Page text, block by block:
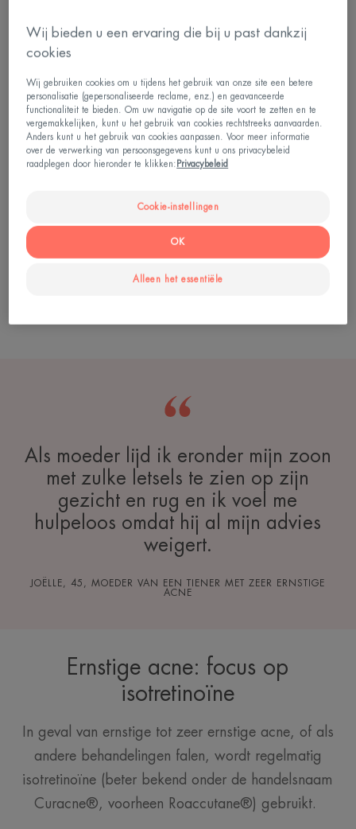
Ernstige acne, welke
behandelingen?
De behandeling van acne zal afhangen van
verschillende factoren, zoals de ernst, het risico op
littekenvorming, de psychosociale gevolgen, enz.
Uw dermatoloog zal u kunnen geruststellen en
combinatie van een plaatselijke behandeling
Als moeder lijd ik eronder mijn zoon
met zulke letsels te zien op zijn
gezicht en rug en ik voel me
hulpeloos omdat hij al mijn advies
weigert.
JOËLLE, 45, MOEDER VAN EEN TIENER MET ZEER ERNSTIGE
ACNE
Ernstige acne: focus op
isotretinoïne
In geval van ernstige tot zeer ernstige acne, of als
andere behandelingen falen, wordt regelmatig
isotretinoïne (beter bekend onder de handelsnaam
Curacne®, voorheen Roaccutane®) gebruikt.
Wij bieden u een ervaring die bij u past dankzij
cookies
Wij gebruiken cookies om u tijdens het gebruik van onze site een betere
personalisatie (gepersonaliseerde reclame, enz.) en geavanceerde
functionaliteit te bieden. Om uw navigatie op de site voort te zetten en te
vergemakkelijken, kunt u het gebruik van cookies rechtstreeks aanvaarden.
Anders kunt u het gebruik van cookies aanpassen. Voor meer informatie
over de verwerking van persoonsgegevens kunt u ons privacybeleid
raadplegen door hieronder te klikken: Privacybeleid
Cookie-instellingen
Alleen het essentiële
OK